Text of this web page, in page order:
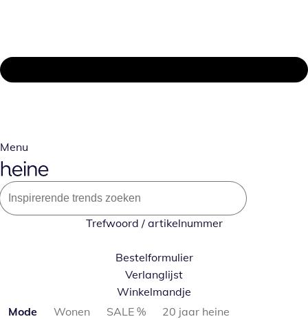
Menu
Trefwoord / artikelnummer
Bestelformulier
Verlanglijst
Winkelmandje
Productcategorieën overslaan
Mode Wonen SALE %
20 jaar heine